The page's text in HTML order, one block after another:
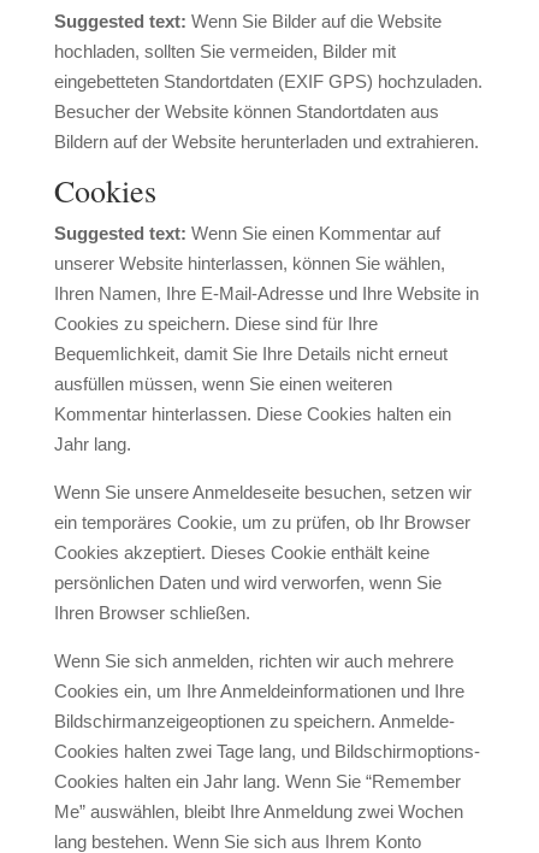
Suggested text: Wenn Sie Bilder auf die Website
hochladen, sollten Sie vermeiden, Bilder mit
eingebetteten Standortdaten (EXIF GPS) hochzuladen.
Besucher der Website können Standortdaten aus
Bildern auf der Website herunterladen und extrahieren.
Cookies
Suggested text: Wenn Sie einen Kommentar auf
unserer Website hinterlassen, können Sie wählen,
Ihren Namen, Ihre E-Mail-Adresse und Ihre Website in
Cookies zu speichern. Diese sind für Ihre
Bequemlichkeit, damit Sie Ihre Details nicht erneut
ausfüllen müssen, wenn Sie einen weiteren
Kommentar hinterlassen. Diese Cookies halten ein
Jahr lang.
Wenn Sie unsere Anmeldeseite besuchen, setzen wir
ein temporäres Cookie, um zu prüfen, ob Ihr Browser
Cookies akzeptiert. Dieses Cookie enthält keine
persönlichen Daten und wird verworfen, wenn Sie
Ihren Browser schließen.
Wenn Sie sich anmelden, richten wir auch mehrere
Cookies ein, um Ihre Anmeldeinformationen und Ihre
Bildschirmanzeigeoptionen zu speichern. Anmelde-
Cookies halten zwei Tage lang, und Bildschirmoptions-
Cookies halten ein Jahr lang. Wenn Sie “Remember
Me” auswählen, bleibt Ihre Anmeldung zwei Wochen
lang bestehen. Wenn Sie sich aus Ihrem Konto